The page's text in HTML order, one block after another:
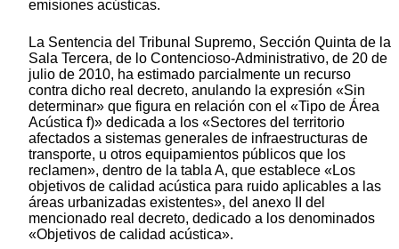
emisiones acústicas.
La Sentencia del Tribunal Supremo, Sección Quinta de la
Sala Tercera, de lo Contencioso-Administrativo, de 20 de
julio de 2010, ha estimado parcialmente un recurso
contra dicho real decreto, anulando la expresión «Sin
determinar» que figura en relación con el «Tipo de Área
Acústica f)» dedicada a los «Sectores del territorio
afectados a sistemas generales de infraestructuras de
transporte, u otros equipamientos públicos que los
reclamen», dentro de la tabla A, que establece «Los
objetivos de calidad acústica para ruido aplicables a las
áreas urbanizadas existentes», del anexo II del
mencionado real decreto, dedicado a los denominados
«Objetivos de calidad acústica».